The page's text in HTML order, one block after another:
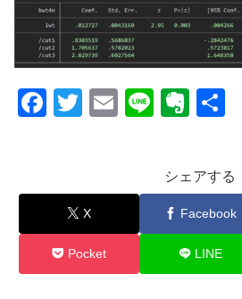
F
e
o
o
T
er
E
Li
E
n
ot
e
シェアする
X Facebook
Pocket LINE